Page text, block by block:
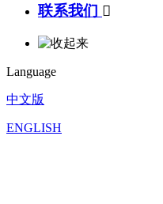
联系我们 
Language
中文版
ENGLISH